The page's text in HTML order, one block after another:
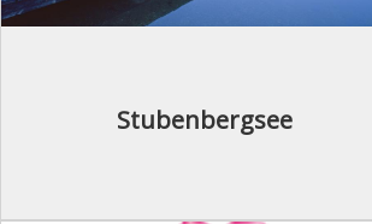
Stubenbergsee